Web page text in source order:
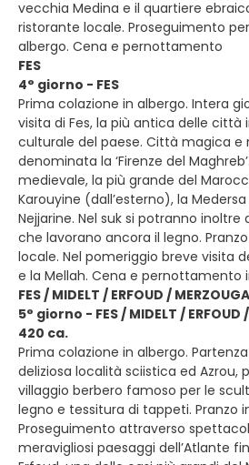
vecchia Medina e il quartiere
ristorante locale. Proseguimento
albergo. Cena e pernottamento
FES
4° giorno - FES
Prima colazione in albergo. Intera
visita di Fes, la più antica delle città
culturale del paese. Città magica e
denominata la ‘Firenze del
medievale, la più grande del
Karouyine (dall’esterno), la
Nejjarine. Nel suk si potranno
che lavorano ancora il legno.
locale. Nel pomeriggio breve visita
e la Mellah. Cena e pernottamento
FES / MIDELT / ERFOUD / MERZOUGA
5° giorno - FES / MIDELT / ERFOUD
420 ca.
Prima colazione in albergo.
deliziosa località sciistica ed Azrou,
villaggio berbero famoso per le
legno e tessitura di tappeti. Pranzo
Proseguimento attraverso
meravigliosi paesaggi dell’Atlante